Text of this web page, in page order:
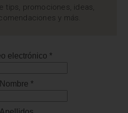
tips, promociones, ideas,
y más.